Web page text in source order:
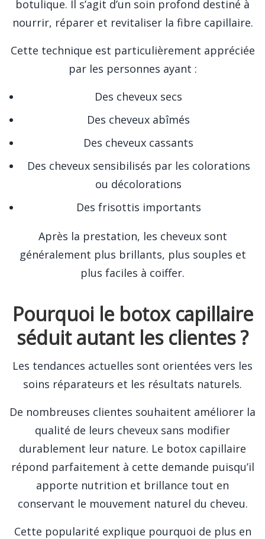
botulique. Il s’agit d’un soin profond destiné à
nourrir, réparer et revitaliser la fibre capillaire.
Cette technique est particulièrement appréciée
par les personnes ayant :
Des cheveux secs
Des cheveux abîmés
Des cheveux cassants
Des cheveux sensibilisés par les colorations
ou décolorations
Des frisottis importants
Après la prestation, les cheveux sont
généralement plus brillants, plus souples et
plus faciles à coiffer.
Pourquoi le botox capillaire
séduit autant les clientes ?
Les tendances actuelles sont orientées vers les
soins réparateurs et les résultats naturels.
De nombreuses clientes souhaitent améliorer la
qualité de leurs cheveux sans modifier
durablement leur nature. Le botox capillaire
répond parfaitement à cette demande puisqu’il
apporte nutrition et brillance tout en
conservant le mouvement naturel du cheveu.
Cette popularité explique pourquoi de plus en